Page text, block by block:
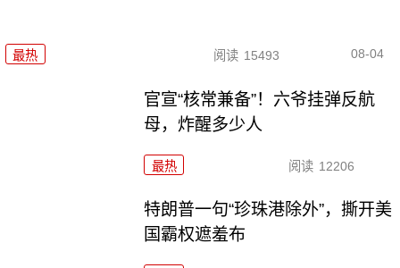
最热 阅读 15493 08-04
官宣“核常兼备”！六爷挂弹反航
母，炸醒多少人
最热 阅读 12206
特朗普一句“珍珠港除外”，撕开美
国霸权遮羞布